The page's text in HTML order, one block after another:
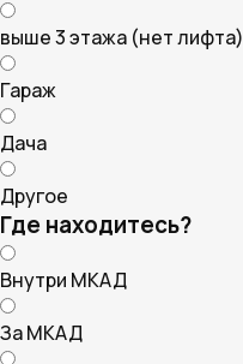
выше 3 этажа (нет лифта)
Гараж
Дача
Другое
Где находитесь?
Внутри МКАД
За МКАД